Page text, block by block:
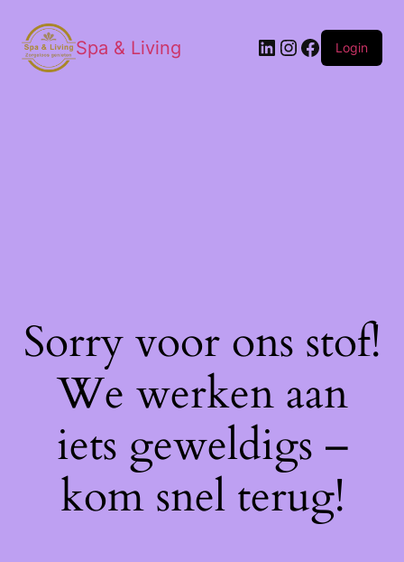
Spa & Living Login
Sorry voor ons stof!
We werken aan
iets geweldigs –
kom snel terug!